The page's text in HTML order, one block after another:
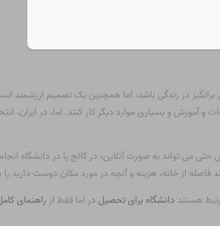
در زندگی باشد، اما همچنین یک تصمیم ارزشمند
آموزش و بسیاری موارد دیگر کار کنند. اما، در ایران،
می تواند به صورت آنلاین، در کالج یا در دانشگاه
از خانه، هزینه و آنچه در مورد مکان دوست دارید را
هستند دانشگاه برای تحصیل در اما فقط از راهنمای